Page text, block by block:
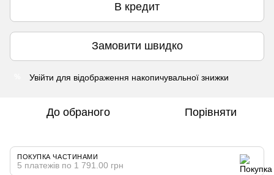
В кредит
Замовити швидко
Увійти для відображення накопичувальної знижки
До обраного Порівняти
ПОКУПКА ЧАСТИНАМИ
5 платежів по 1 791.00 грн